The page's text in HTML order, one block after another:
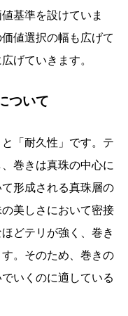
基準を設けていま
値選択の幅も広げて
げていきます。
ついて
「耐久性」です。テ
巻きは真珠の中心に
形成される真珠層の
美しさにおいて密接
どテリが強く、巻き
。そのため、巻きの
いくのに適している